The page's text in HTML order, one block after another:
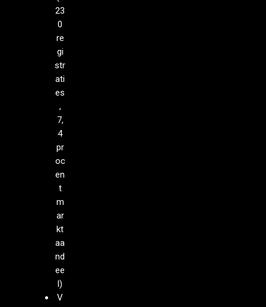
23
0
re
gi
str
ati
es
,
7,
4
pr
oc
en
t
m
ar
kt
aa
nd
ee
l)
V